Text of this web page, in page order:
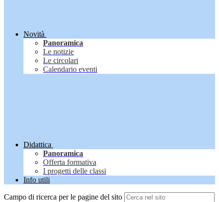
Novità
Panoramica
Le notizie
Le circolari
Calendario eventi
Didattica
Panoramica
Offerta formativa
I progetti delle classi
Info utili
Campo di ricerca per le pagine del sito